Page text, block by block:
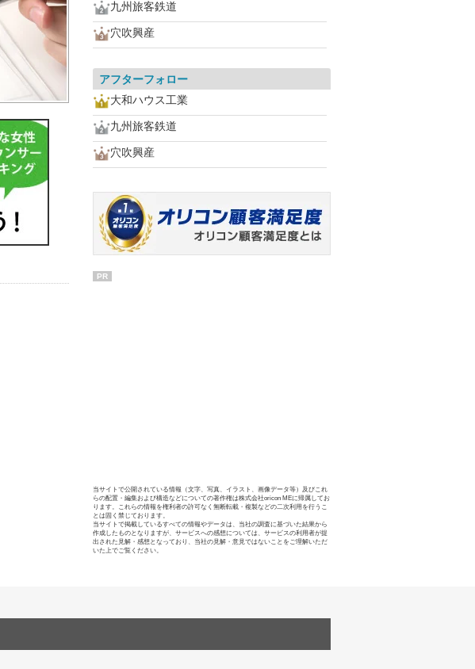
九州旅客鉄道
穴吹興産
アフターフォロー
大和ハウス工業
九州旅客鉄道
穴吹興産
PR
当サイトで公開されている情報（文字、写真、イラスト、画像データ等）及びこれ
らの配置・編集および構造などについての著作権は株式会社oricon MEに帰属してお
ります。これらの情報を権利者の許可なく無断転載・複製などの二次利用を行うこ
とは固く禁じております。
当サイトで掲載しているすべての情報やデータは、当社の調査に基づいた結果から
作成したものとなりますが、サービスへの感想については、サービスの利用者が提
出された見解・感想となっており、当社の見解・意見ではないことをご理解いただ
いた上でご覧ください。